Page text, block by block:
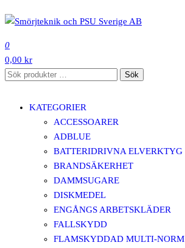
till
innehåll
0
0,00 kr
Sök
Sök
KATEGORIER
ACCESSOARER
ADBLUE
BATTERIDRIVNA ELVERKTYG
BRANDSÄKERHET
DAMMSUGARE
DISKMEDEL
ENGÅNGS ARBETSKLÄDER
FALLSKYDD
FLAMSKYDDAD MULTI-NORM